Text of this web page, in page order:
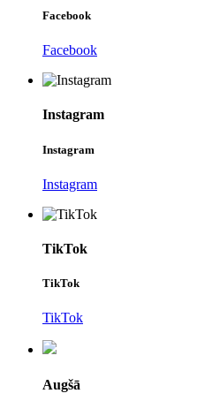
Facebook
Facebook
Instagram
Instagram
Instagram
TikTok
TikTok
TikTok
Augšā